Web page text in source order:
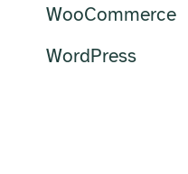
WooCommerce
WordPress